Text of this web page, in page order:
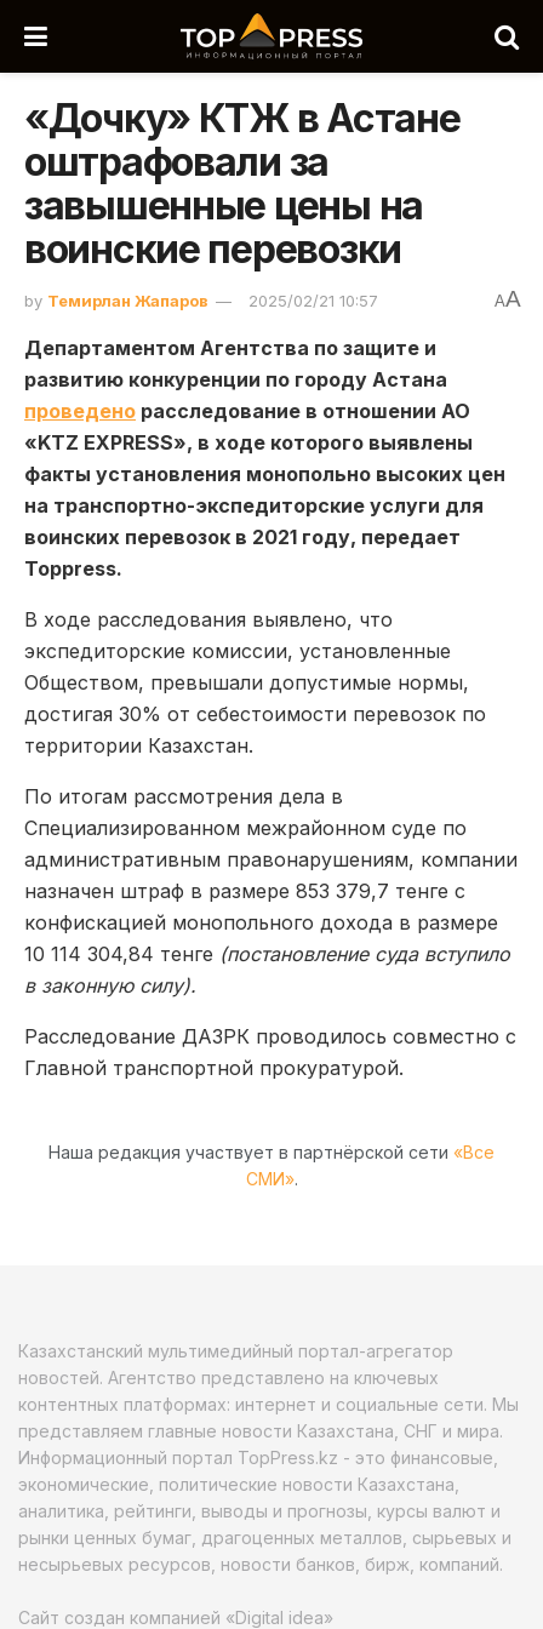
«Дочку» КТЖ в Астане
оштрафовали за
завышенные цены на
воинские перевозки
by Темирлан Жапаров 2025/02/21 10:57 AA
Департаментом Агентства по защите и
развитию конкуренции по городу Астана
проведено расследование в отношении АО
«KTZ EXPRESS», в ходе которого выявлены
факты установления монопольно высоких цен
на транспортно-экспедиторские услуги для
воинских перевозок в 2021 году, передает
Toppress.
В ходе расследования выявлено, что
экспедиторские комиссии, установленные
Обществом, превышали допустимые нормы,
достигая 30% от себестоимости перевозок по
территории Казахстан.
По итогам рассмотрения дела в
Специализированном межрайонном суде по
административным правонарушениям, компании
назначен штраф в размере 853 379,7 тенге с
конфискацией монопольного дохода в размере
10 114 304,84 тенге (постановление суда вступило
в законную силу).
Расследование ДАЗРК проводилось совместно с
Главной транспортной прокуратурой.
Наша редакция участвует в партнёрской сети «Все
СМИ».
Казахстанский мультимедийный портал-агрегатор
новостей. Агентство представлено на ключевых
контентных платформах: интернет и социальные сети. Мы
представляем главные новости Казахстана, СНГ и мира.
Информационный портал TopPress.kz - это финансовые,
экономические, политические новости Казахстана,
аналитика, рейтинги, выводы и прогнозы, курсы валют и
рынки ценных бумаг, драгоценных металлов, сырьевых и
несырьевых ресурсов, новости банков, бирж, компаний.
Сайт создан компанией «Digital idea»